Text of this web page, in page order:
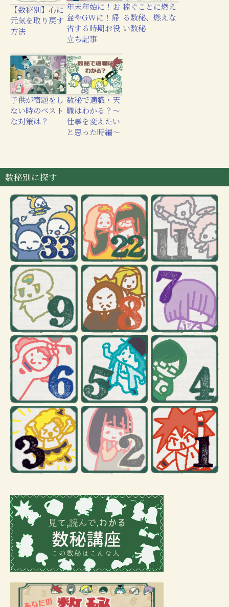
【数秘別】心に
元気を取り戻す
方法
年末年始に！お
盆やGWに！帰
省する時期お役
立ち記事
稼ぐことに燃え
る数秘、燃えな
い数秘
子供が宿題をし
ない時のベスト
な対策は？
数秘で適職・天
職はわかる？〜
仕事を変えたい
と思った時編〜
数秘別に探す